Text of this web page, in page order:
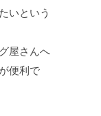
いという
屋さんへ
便利で